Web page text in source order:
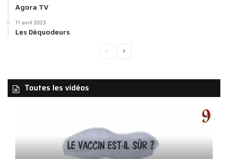
Agora TV
11 avril 2023
Les Déquodeurs
Page
Page
Toutes les vidéos